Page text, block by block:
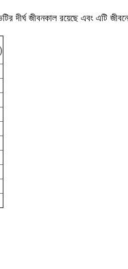
দীর্ঘ জীবনকাল রয়েছে এবং এটি